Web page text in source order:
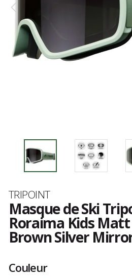
Marque
TRIPOINT
Masque de Ski
Roraima Kids
Brown Silver
clients
Couleur